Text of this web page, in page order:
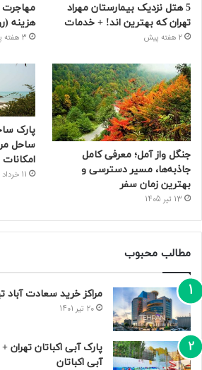
5 هتل نزدیک بیمارستان مهراد
تهران که بهترین‌ اند! + خدمات
2 هفته پیش
مهاجرت
هزینه
3 هفته پیش
جنگل واز آمل؛ معرفی کامل
جاذبه‌ها، مسیر دسترسی و
بهترین زمان سفر
13 تیر 1405
پارک
ساحل
11 خرداد 1405
مطالب محبوب
مراکز خرید سعادت‌ آباد
20 تیر 1401
پارک آبی اکباتان تهران
آبی اکباتان